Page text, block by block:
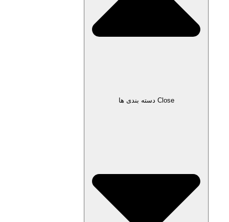
Close دسته بندی ها